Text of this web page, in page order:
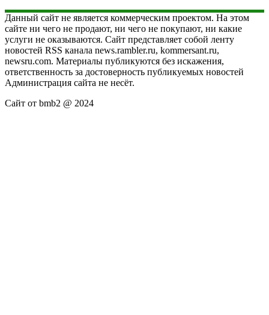
Данный сайт не является коммерческим проектом. На этом
сайте ни чего не продают, ни чего не покупают, ни какие
услуги не оказываются. Сайт представляет собой ленту
новостей RSS канала news.rambler.ru, kommersant.ru,
newsru.com. Материалы публикуются без искажения,
ответственность за достоверность публикуемых новостей
Администрация сайта не несёт.
Сайт от bmb2 @ 2024